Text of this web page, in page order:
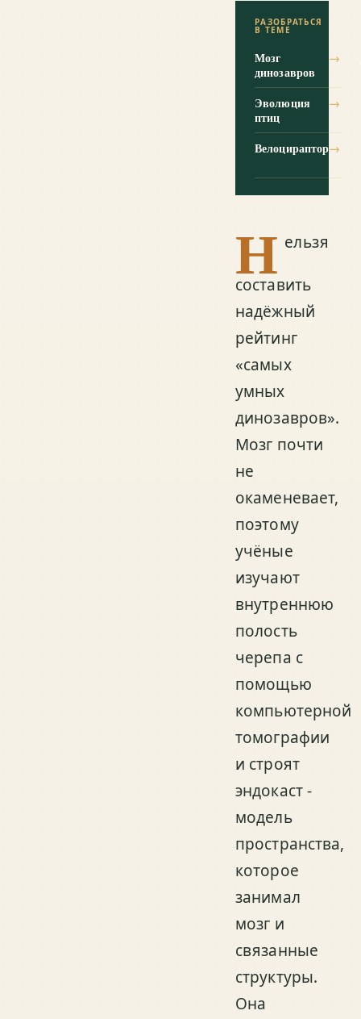
РАЗОБРАТЬСЯ
В ТЕМЕ
Мозг
динозавров
→
Эволюция
птиц
→
Велоцираптор→
Н ельзя
составить
надёжный
рейтинг
«самых
умных
динозавров».
Мозг почти
не
окаменевает,
поэтому
учёные
изучают
внутреннюю
полость
черепа с
помощью
компьютерной
томографии
и строят
эндокаст -
модель
пространства,
которое
занимал
мозг и
связанные
структуры.
Она